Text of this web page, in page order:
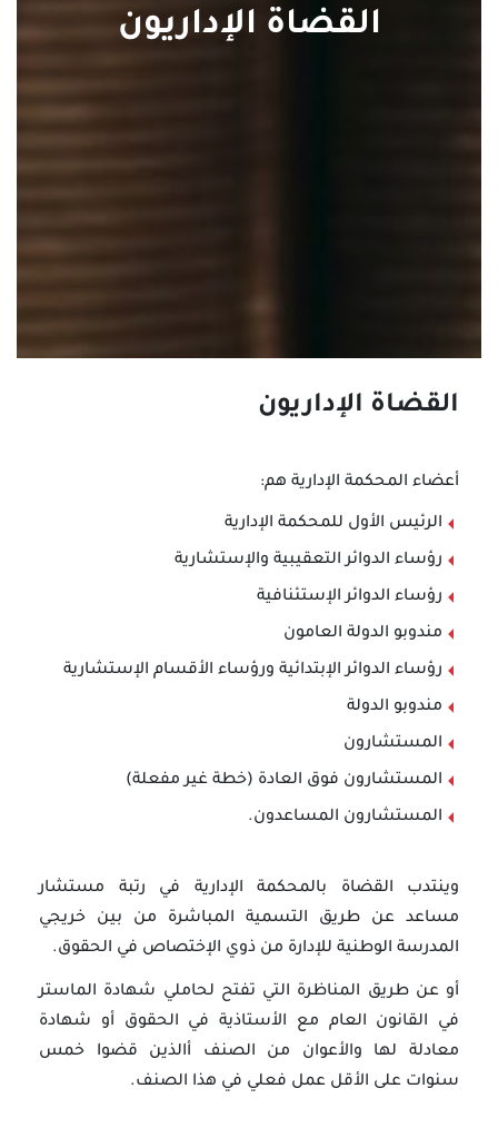
القضاة الإداريون
القضاة الإداريون
أعضاء المحكمة الإدارية هم:
الرئيس الأول للمحكمة الإدارية
رؤساء الدوائر التعقيبية والإستشارية
رؤساء الدوائر الإستئنافية
مندوبو الدولة العامون
رؤساء الدوائر الإبتدائية ورؤساء الأقسام الإستشارية
مندوبو الدولة
المستشارون
المستشارون فوق العادة (خطة غير مفعلة)
المستشارون المساعدون.
وينتدب القضاة بالمحكمة الإدارية في رتبة مستشار
مساعد عن طريق التسمية المباشرة من بين خريجي
المدرسة الوطنية للإدارة من ذوي الإختصاص في الحقوق.
أو عن طريق المناظرة التي تفتح لحاملي شهادة الماستر
في القانون العام مع الأستاذية في الحقوق أو شهادة
معادلة لها والأعوان من الصنف أالذين قضوا خمس
سنوات على الأقل عمل فعلي في هذا الصنف.